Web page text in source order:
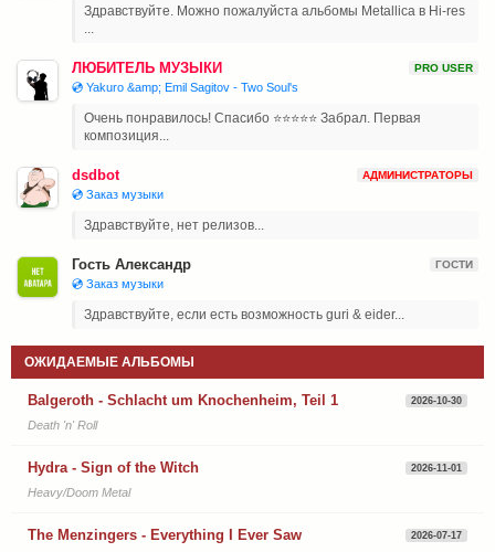
Здравствуйте. Можно пожалуйста альбомы Metallica в Hi-res
...
ЛЮБИТЕЛЬ МУЗЫКИ PRO USER
💿 Yakuro &amp; Emil Sagitov - Two Soul's
Очень понравилось! Спасибо ⭐⭐⭐⭐⭐ Забрал. Первая
композиция...
dsdbot АДМИНИСТРАТОРЫ
💿 Заказ музыки
Здравствуйте, нет релизов...
Гость Александр ГОСТИ
💿 Заказ музыки
Здравствуйте, если есть возможность guri & eider...
ОЖИДАЕМЫЕ АЛЬБОМЫ
Balgeroth - Schlacht um Knochenheim, Teil 1 2026-10-30
Death 'n' Roll
Hydra - Sign of the Witch 2026-11-01
Heavy/Doom Metal
The Menzingers - Everything I Ever Saw 2026-07-17